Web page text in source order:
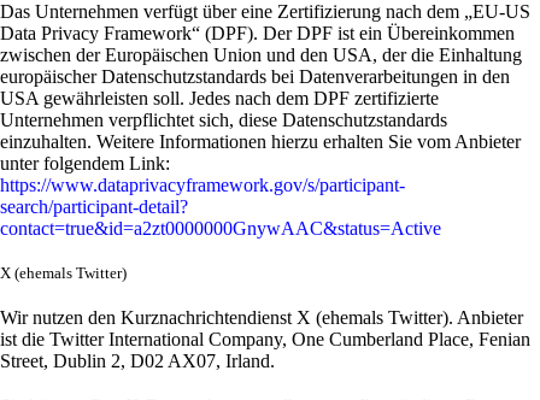
Das Unternehmen verfügt über eine Zertifizierung nach dem „EU-US
Data Privacy Framework“ (DPF). Der DPF ist ein Übereinkommen
zwischen der Europäischen Union und den USA, der die Einhaltung
europäischer Datenschutzstandards bei Datenverarbeitungen in den
USA gewährleisten soll. Jedes nach dem DPF zertifizierte
Unternehmen verpflichtet sich, diese Datenschutzstandards
einzuhalten. Weitere Informationen hierzu erhalten Sie vom Anbieter
unter folgendem Link:
https://www.dataprivacyframework.gov/s/participant-
search/participant-detail?
contact=true&id=a2zt0000000GnywAAC&status=Active
X (ehemals Twitter)
Wir nutzen den Kurznachrichtendienst X (ehemals Twitter). Anbieter
ist die Twitter International Company, One Cumberland Place, Fenian
Street, Dublin 2, D02 AX07, Irland.